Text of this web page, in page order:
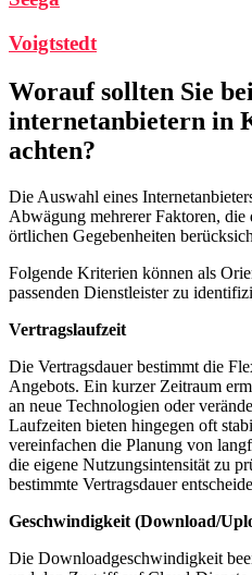
Voigtstedt
Worauf sollten Sie
internetanbietern in
achten?
Die Auswahl eines
Abwägung mehrerer Faktoren,
örtlichen Gegebenheiten
Folgende Kriterien können als
passenden Dienstleister zu
Vertragslaufzeit
Die Vertragsdauer bestimmt die
Angebots. Ein kurzer Zeitraum
an neue Technologien oder
Laufzeiten bieten hingegen oft
vereinfachen die Planung von
die eigene Nutzungsintensität zu
bestimmte Vertragsdauer
Geschwindigkeit (Download/
Die Downloadgeschwindigkeit